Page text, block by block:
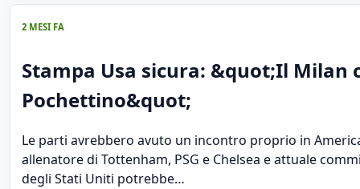
2 MESI FA
Stampa Usa sicura: &quot;Il Milan
Pochettino&quot;
Le parti avrebbero avuto un incontro proprio in
allenatore di Tottenham, PSG e Chelsea e attuale
degli Stati Uniti potrebbe…